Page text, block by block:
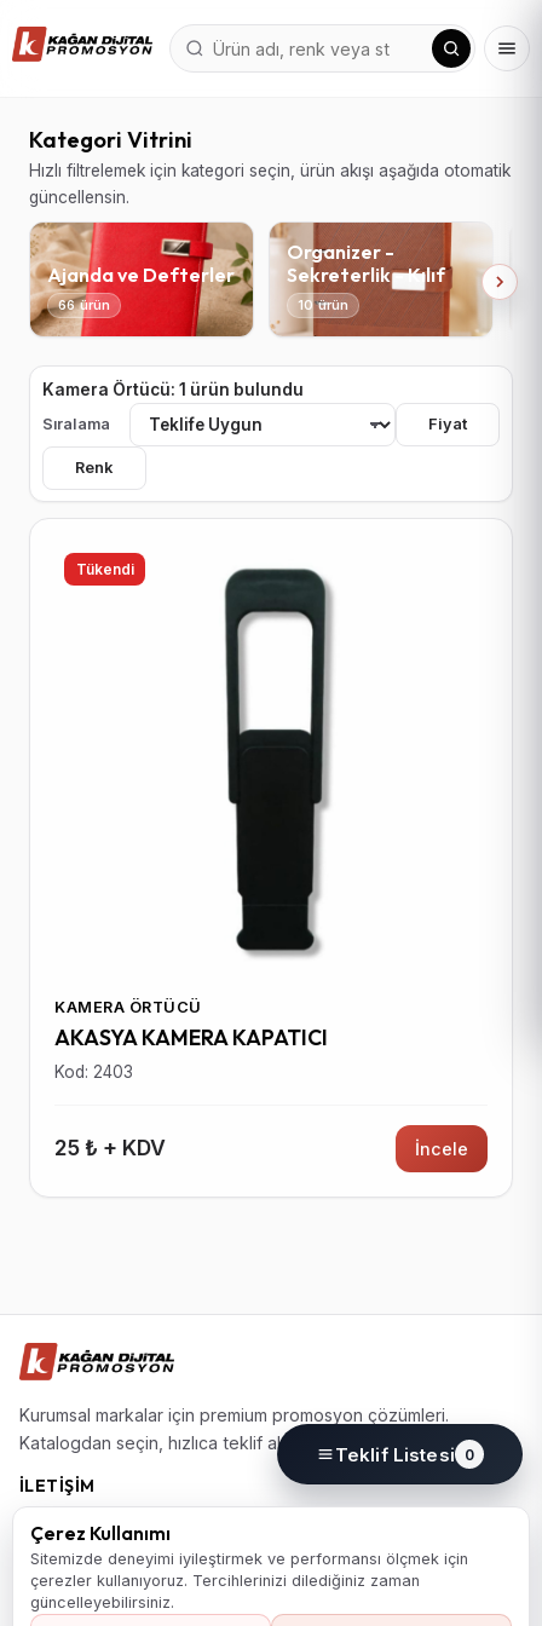
Kategori Vitrini
Hızlı filtrelemek için kategori seçin, ürün akışı aşağıda otomatik
güncellensin.
Ajanda ve Defterler
66 ürün
Organizer -
Sekreterlik - Kılıf
10 ürün
Kamera Örtücü: 1 ürün bulundu
Sıralama Fiyat
Renk
Tükendi
KAMERA ÖRTÜCÜ
AKASYA KAMERA KAPATICI
Kod: 2403
25 ₺ + KDV İncele
Kurumsal markalar için premium promosyon çözümleri.
Katalogdan seçin, hızlıca teklif alın.
İLETIŞIM
(0224) 220 77 77
info@kagandijital.com
Nilüfer / Bursa
Teklif Listesi 0
Çerez Kullanımı
Sitemizde deneyimi iyileştirmek ve performansı ölçmek için
çerezler kullanıyoruz. Tercihlerinizi dilediğiniz zaman
güncelleyebilirsiniz.